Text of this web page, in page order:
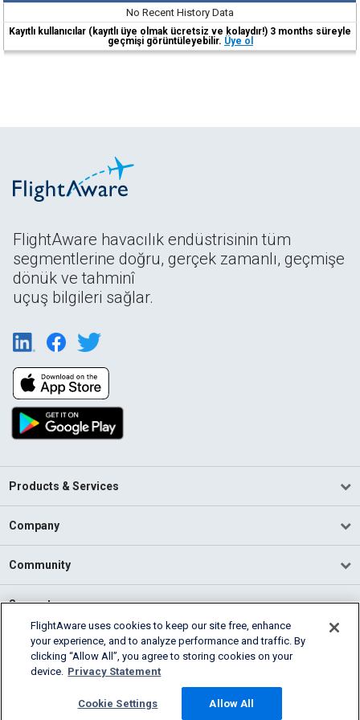
No Recent History Data
Kayıtlı kullanıcılar (kayıtlı üye olmak ücretsiz ve kolaydır!) 3 months süreyle
geçmişi görüntüleyebilir. Üye ol
FlightAware havacılık endüstrisinin tüm
segmentlerine doğru, gerçek zamanlı, geçmişe
dönük ve tahminî
uçuş bilgileri sağlar.
Products & Services
Company
Community
Support
English (USA)
2026 FlightAware
Cookie Settings
FlightAware uses cookies to keep our site free, enhance
your experience, and to analyze performance and traffic. By
clicking “Allow All”, you agree to storing cookies on your
device. Privacy Statement
Cookie Settings Allow All